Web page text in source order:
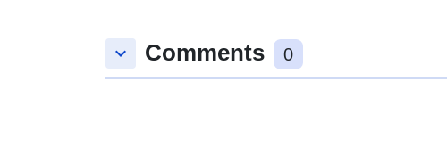
keyboard_arrow_down Comments 0